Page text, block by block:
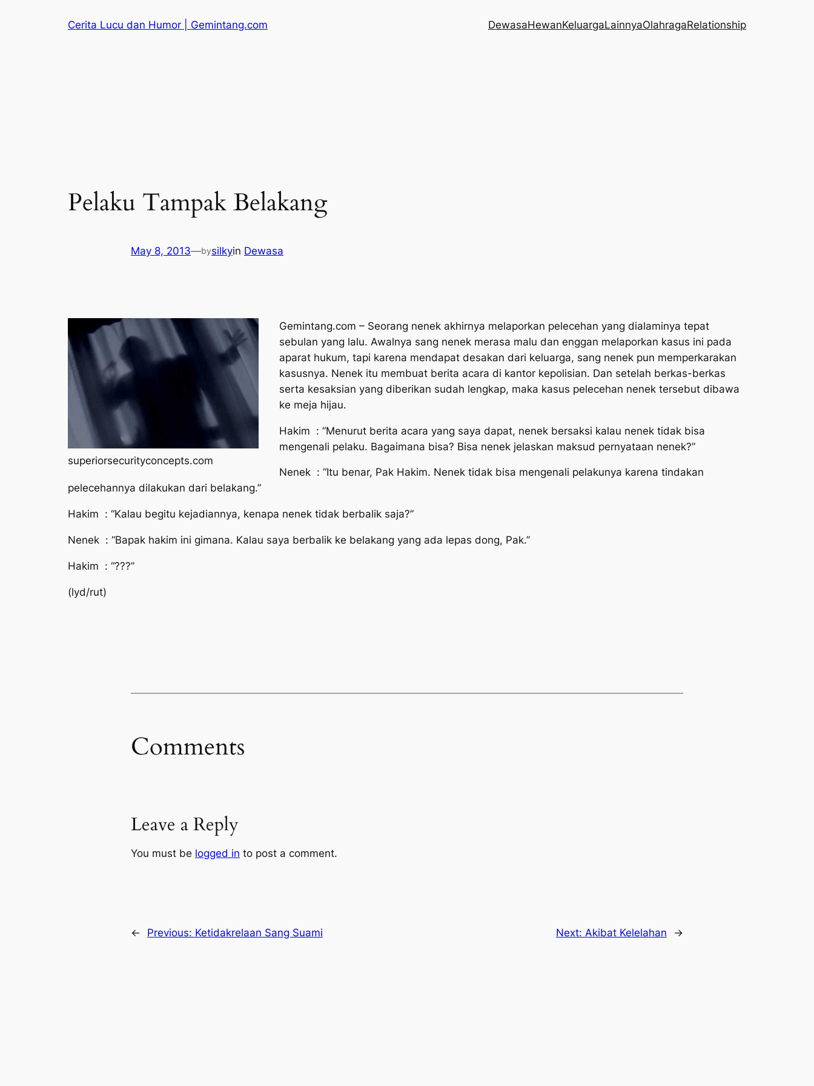
Cerita Lucu dan Humor | Gemintang.com DewasaHewanKeluargaLainnyaOlahragaRelationship
Pelaku Tampak Belakang
May 8, 2013—bysilkyin Dewasa
superiorsecurityconcepts.com
Gemintang.com – Seorang nenek akhirnya melaporkan pelecehan yang dialaminya tepat
sebulan yang lalu. Awalnya sang nenek merasa malu dan enggan melaporkan kasus ini pada
aparat hukum, tapi karena mendapat desakan dari keluarga, sang nenek pun memperkarakan
kasusnya. Nenek itu membuat berita acara di kantor kepolisian. Dan setelah berkas-berkas
serta kesaksian yang diberikan sudah lengkap, maka kasus pelecehan nenek tersebut dibawa
ke meja hijau.
Hakim : “Menurut berita acara yang saya dapat, nenek bersaksi kalau nenek tidak bisa
mengenali pelaku. Bagaimana bisa? Bisa nenek jelaskan maksud pernyataan nenek?”
Nenek : “Itu benar, Pak Hakim. Nenek tidak bisa mengenali pelakunya karena tindakan
pelecehannya dilakukan dari belakang.”
Hakim : “Kalau begitu kejadiannya, kenapa nenek tidak berbalik saja?”
Nenek : “Bapak hakim ini gimana. Kalau saya berbalik ke belakang yang ada lepas dong, Pak.”
Hakim : “???”
(lyd/rut)
Comments
Leave a Reply
You must be logged in to post a comment.
← Previous: Ketidakrelaan Sang Suami Next: Akibat Kelelahan →